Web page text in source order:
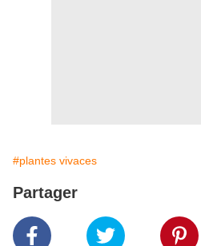
#plantes vivaces
Partager